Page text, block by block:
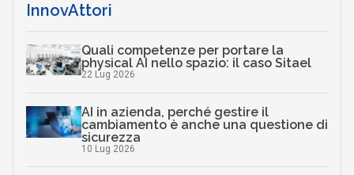
InnovAttori
Quali competenze per portare la
physical AI nello spazio: il caso Sitael
22 Lug 2026
AI in azienda, perché gestire il
cambiamento è anche una questione di
sicurezza
10 Lug 2026